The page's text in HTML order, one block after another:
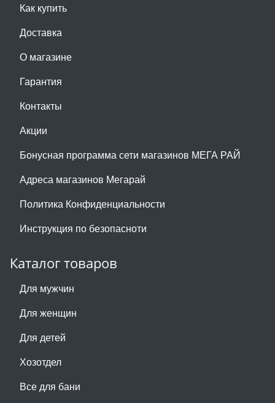
Как купить
Доставка
О магазине
Гарантия
Контакты
Акции
Бонусная программа сети магазинов МЕГА РАЙ
Адреса магазинов Мегарай
Политика Конфиденциальности
Инструкция по безопасноти
Каталог товаров
Для мужчин
Для женщин
Для детей
Хозотдел
Все для бани